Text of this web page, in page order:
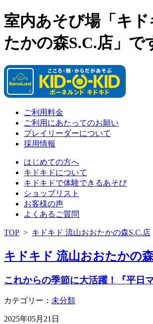
室内あそび場「キ
たかの森S.C.店」で
ご利用料金
ご利用にあたってのお願い
プレイリーダーについて
採用情報
はじめての方へ
キドキドについて
キドキドで体験できるあそび
ショップリスト
お客様の声
よくあるご質問
TOP > キドキド 流山おおたかの森S.C.店
キドキド 流山おおたかの
これからの季節に大活躍！『平日
カテゴリー： 未分類
2025年05月21日